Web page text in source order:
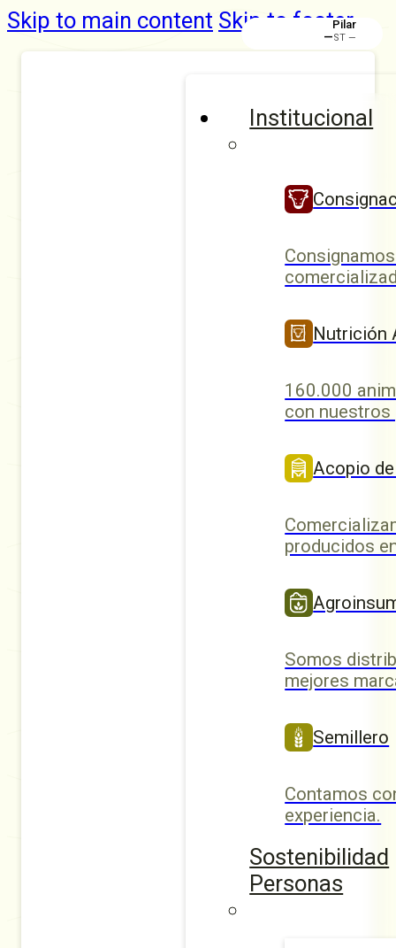
Skip to main content Skip to footer
Institucional
Nutrición
160.000
con
Acopio
producidos
Somos
mejores
Semillero
Contamos
experiencia.
Sostenibilidad
Personas
Pilar
—ST —